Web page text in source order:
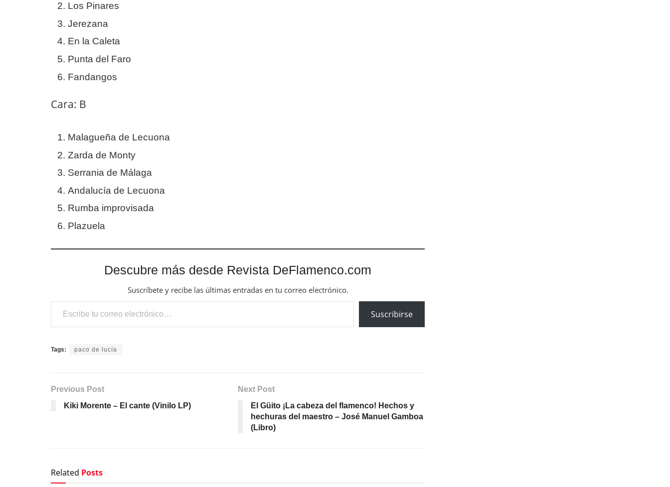
Los Pinares
Jerezana
En la Caleta
Punta del Faro
Fandangos
Cara: B
Malagueña de Lecuona
Zarda de Monty
Serrania de Málaga
Andalucía de Lecuona
Rumba improvisada
Plazuela
Descubre más desde Revista DeFlamenco.com
Suscríbete y recibe las últimas entradas en tu correo electrónico.
Escribe tu correo electrónico…
Suscribirse
Tags: paco de lucía
Previous Post
Kiki Morente – El cante (Vinilo LP)
Next Post
El Güito ¡La cabeza del flamenco! Hechos y
hechuras del maestro – José Manuel Gamboa
(Libro)
Related Posts